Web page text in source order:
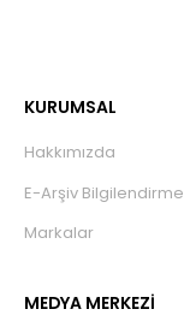
KURUMSAL
Hakkımızda
E-Arşiv Bilgilendirme
Markalar
MEDYA MERKEZİ